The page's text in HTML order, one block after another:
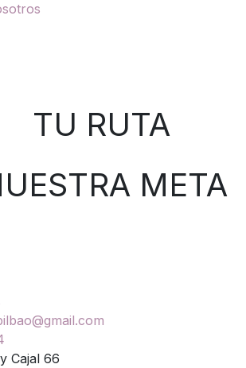
RUTA
META
Cajal 66